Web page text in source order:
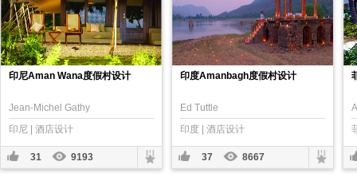
印尼Aman Wana度假村设计
Jean-Michel Gathy
印尼 | 酒店设计
31 9193
印度Amanbagh度假村设计
Ed Tuttle
印度 | 酒店设计
37 8667